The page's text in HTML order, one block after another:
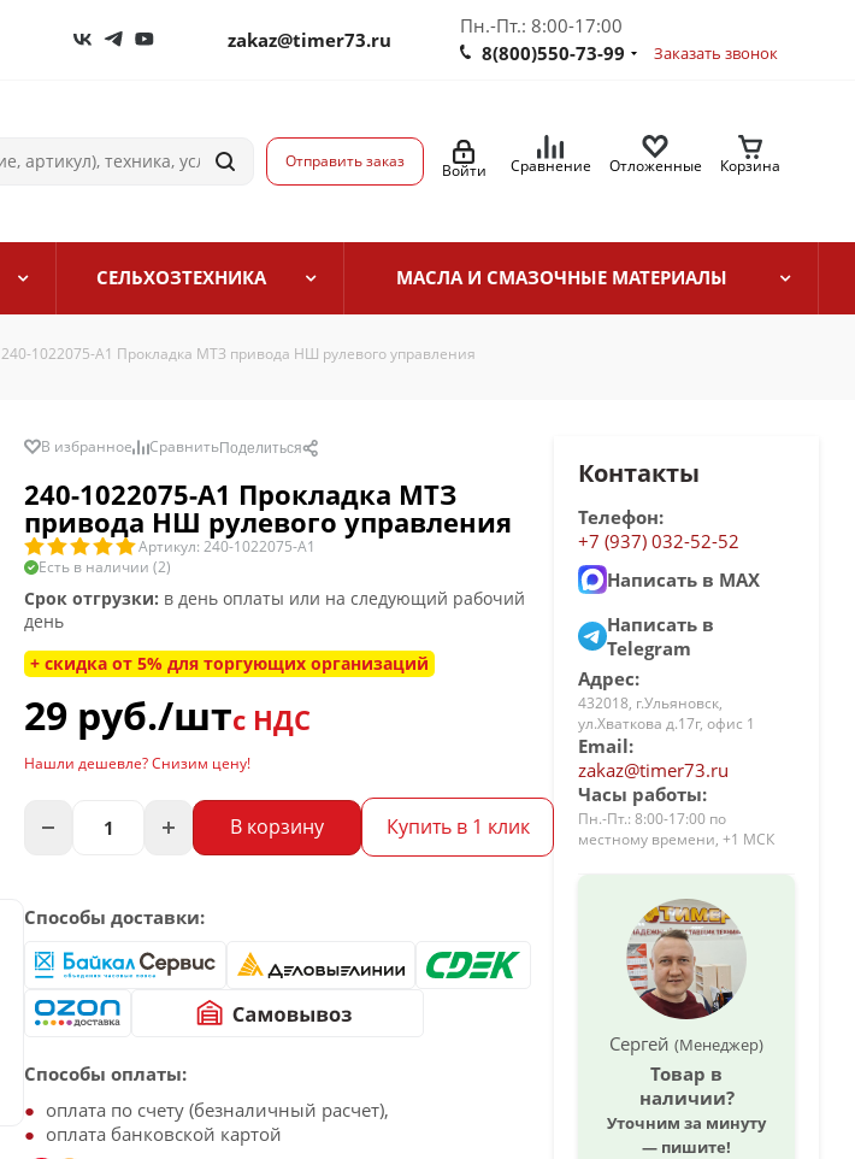
zakaz@timer73.ru
Пн.-Пт.: 8:00-17:00
8(800)550-73-99
Заказать звонок
Отправить заказ Войти Сравнение Отложенные Корзина
СЕЛЬХОЗТЕХНИКА МАСЛА И СМАЗОЧНЫЕ МАТЕРИАЛЫ
240-1022075-А1 Прокладка МТЗ привода НШ рулевого управления
240-1022075-А1 Прокладка МТЗ
привода НШ рулевого управления
Артикул: 240-1022075-А1
Есть в наличии (2)
Срок отгрузки: в день оплаты или на следующий рабочий
день
+ скидка от 5% для торгующих организаций
29 руб./штс НДС
Нашли дешевле? Снизим цену!
В корзину Купить в 1 клик
Способы доставки:
Способы оплаты:
оплата по счету (безналичный расчет),
оплата банковской картой
Контакты
Телефон:
+7 (937) 032-52-52
Написать в MAX
Написать в
Telegram
Адрес:
432018, г.Ульяновск,
ул.Хваткова д.17г, офис 1
Email:
zakaz@timer73.ru
Часы работы:
Пн.-Пт.: 8:00-17:00 по
местному времени, +1 МСК
Сергей (Менеджер)
Товар в
наличии?
Уточним за минуту
— пишите!